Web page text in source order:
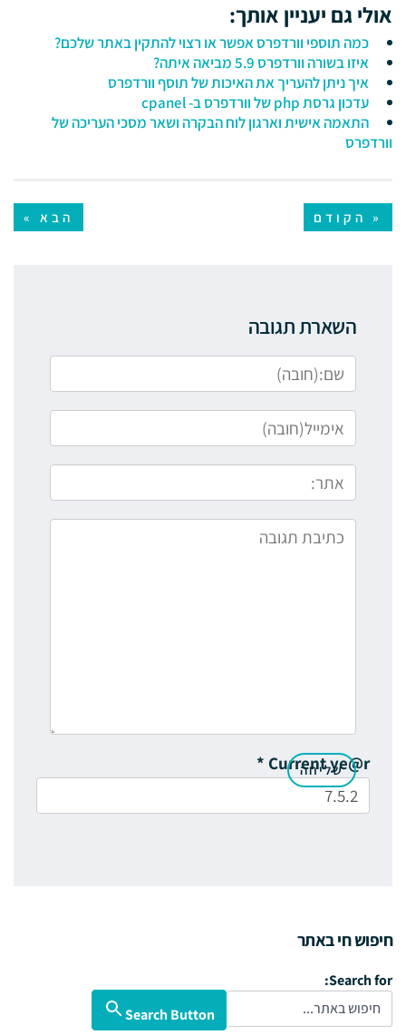
אולי גם יעניין אותך:
כמה תוספי וורדפרס אפשר או רצוי להתקין באתר שלכם?
איזו בשורה וורדפרס 5.9 מביאה איתה?
איך ניתן להעריך את האיכות של תוסף וורדפרס
עדכון גרסת php של וורדפרס ב- cpanel
התאמה אישית וארגון לוח הבקרה ושאר מסכי העריכה של
וורדפרס
« הקודם הבא »
השארת תגובה
Current ye@r
*
חיפוש חי באתר
Search for:
Search Button